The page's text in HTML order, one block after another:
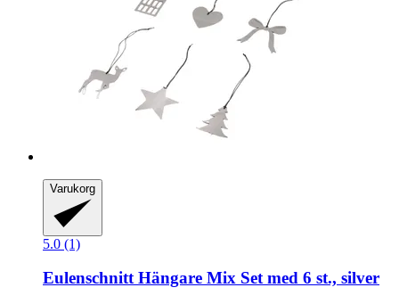
Varukorg
5.0 (1)
EulenschnittHängare Mix Set med 6 st., silver